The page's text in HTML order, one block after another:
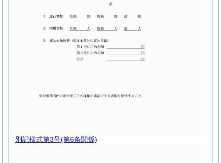
別記様式第3号(第6条関係)